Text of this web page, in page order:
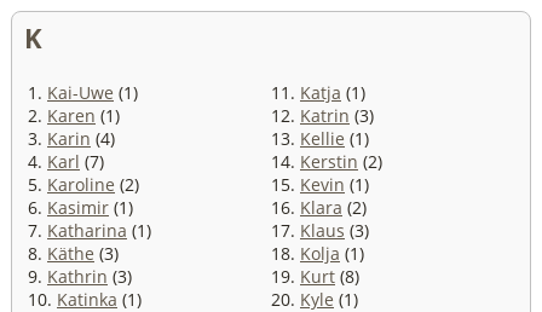
K
1. Kai-Uwe (1)
2. Karen (1)
3. Karin (4)
4. Karl (7)
5. Karoline (2)
6. Kasimir (1)
7. Katharina (1)
8. Käthe (3)
9. Kathrin (3)
10. Katinka (1)
11. Katja (1)
12. Katrin (3)
13. Kellie (1)
14. Kerstin (2)
15. Kevin (1)
16. Klara (2)
17. Klaus (3)
18. Kolja (1)
19. Kurt (8)
20. Kyle (1)